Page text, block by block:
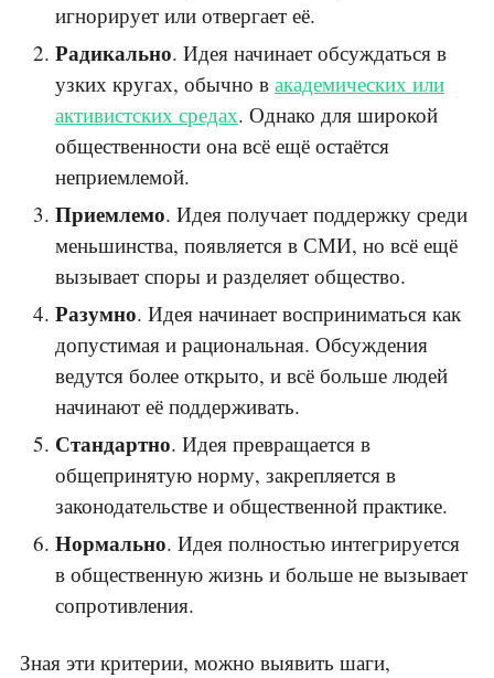
игнорирует или отвергает её.
Радикально. Идея начинает обсуждаться в
узких кругах, обычно в академических или
активистских средах. Однако для широкой
общественности она всё ещё остаётся
неприемлемой.
Приемлемо. Идея получает поддержку среди
меньшинства, появляется в СМИ, но всё ещё
вызывает споры и разделяет общество.
Разумно. Идея начинает восприниматься как
допустимая и рациональная. Обсуждения
ведутся более открыто, и всё больше людей
начинают её поддерживать.
Стандартно. Идея превращается в
общепринятую норму, закрепляется в
законодательстве и общественной практике.
Нормально. Идея полностью интегрируется
в общественную жизнь и больше не вызывает
сопротивления.
Зная эти критерии, можно выявить шаги,